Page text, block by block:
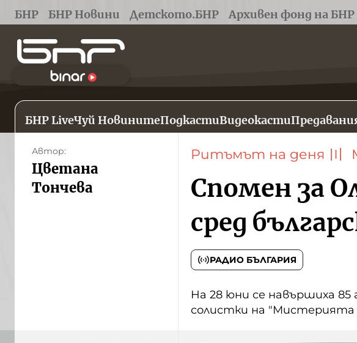
БНР БНР Новини Детското.БНР Архивен фонд на БНР
БНР LiveЧуй НовинитеПодкастиВидеокасти
Автор:
Цветана
Тончева
Ритъмът на деня 〣
Спомен за
сред
РАДИО БЪЛГАРИЯ
На 28 юни се навършиха
солистки на "Мистерията